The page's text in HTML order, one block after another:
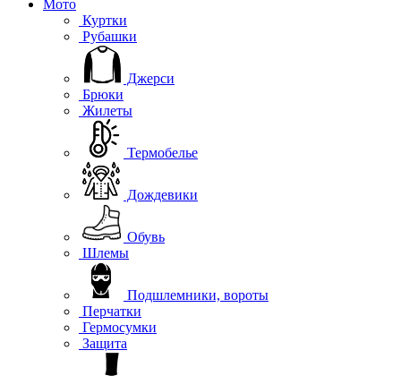
Мото
Куртки
Рубашки
Джерси
Брюки
Жилеты
Термобелье
Дождевики
Обувь
Шлемы
Подшлемники, вороты
Перчатки
Гермосумки
Защита